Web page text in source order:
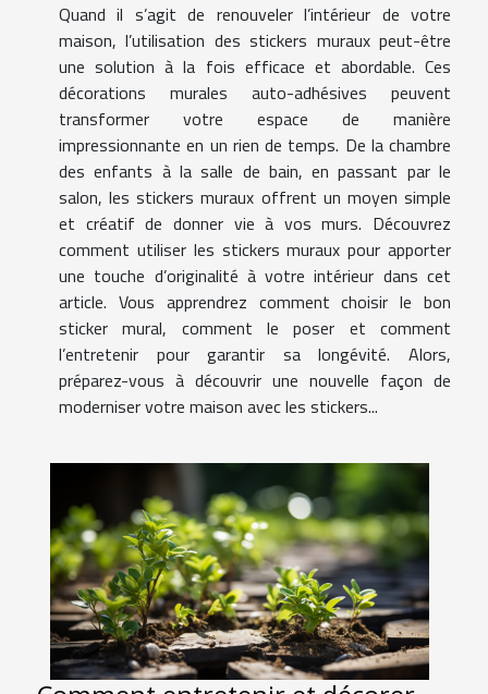
Quand il s’agit de renouveler l’intérieur de votre
maison, l’utilisation des stickers muraux peut-être
une solution à la fois efficace et abordable. Ces
décorations murales auto-adhésives peuvent
transformer votre espace de manière
impressionnante en un rien de temps. De la chambre
des enfants à la salle de bain, en passant par le
salon, les stickers muraux offrent un moyen simple
et créatif de donner vie à vos murs. Découvrez
comment utiliser les stickers muraux pour apporter
une touche d’originalité à votre intérieur dans cet
article. Vous apprendrez comment choisir le bon
sticker mural, comment le poser et comment
l’entretenir pour garantir sa longévité. Alors,
préparez-vous à découvrir une nouvelle façon de
moderniser votre maison avec les stickers...